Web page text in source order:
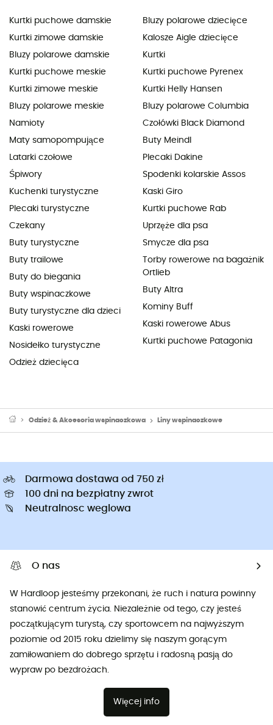
Kurtki puchowe damskie
Kurtki zimowe damskie
Bluzy polarowe damskie
Kurtki puchowe meskie
Kurtki zimowe meskie
Bluzy polarowe meskie
Namioty
Maty samopompujące
Latarki czołowe
Śpiwory
Kuchenki turystyczne
Plecaki turystyczne
Czekany
Buty turystyczne
Buty trailowe
Buty do biegania
Buty wspinaczkowe
Buty turystyczne dla dzieci
Kaski rowerowe
Nosidełko turystyczne
Odzież dziecięca
Bluzy polarowe dziecięce
Kalosze Aigle dziecięce
Kurtki
Kurtki puchowe Pyrenex
Kurtki Helly Hansen
Bluzy polarowe Columbia
Czołówki Black Diamond
Buty Meindl
Plecaki Dakine
Spodenki kolarskie Assos
Kaski Giro
Kurtki puchowe Rab
Uprzęże dla psa
Smycze dla psa
Torby rowerowe na bagażnik
Ortlieb
Buty Altra
Kominy Buff
Kaski rowerowe Abus
Kurtki puchowe Patagonia
Odzież & Akcesoria wspinaczkowa Liny wspinaczkowe
Darmowa dostawa od 750 zł
100 dni na bezpłatny zwrot
Neutralnosc weglowa
O nas
W Hardloop jesteśmy przekonani, że ruch i natura powinny
stanowić centrum życia. Niezależnie od tego, czy jesteś
początkującym turystą, czy sportowcem na najwyższym
poziomie od 2015 roku dzielimy się naszym gorącym
zamiłowaniem do dobrego sprzętu i radosną pasją do
wypraw po bezdrożach.
Więcej info